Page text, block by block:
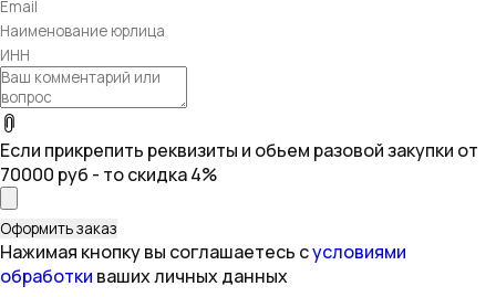
Если прикрепить реквизиты и обьем разовой закупки от
70000 руб - то скидка 4%
Нажимая кнопку вы соглашаетесь сусловиями
обработки ваших личных данных